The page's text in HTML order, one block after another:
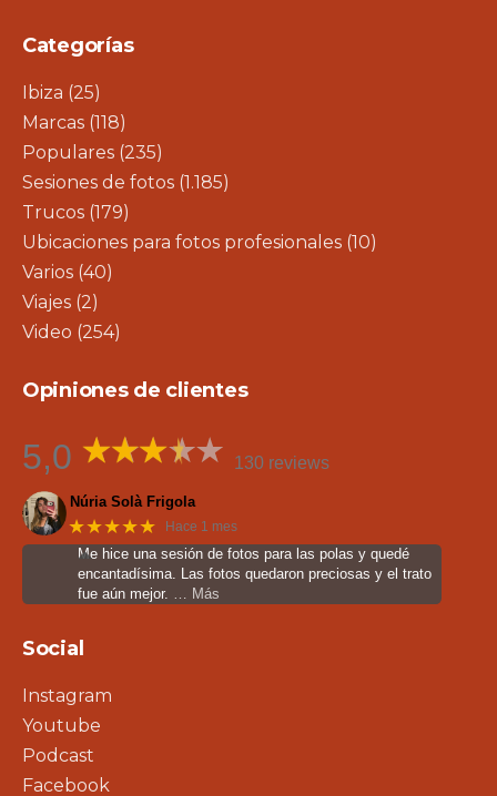
Categorías
Ibiza (25)
Marcas (118)
Populares (235)
Sesiones de fotos (1.185)
Trucos (179)
Ubicaciones para fotos profesionales (10)
Varios (40)
Viajes (2)
Video (254)
Opiniones de clientes
5,0 130 reviews
Núria Solà Frigola
★★★★★ Hace 1 mes
Me hice una sesión de fotos para las polas y quedé
encantadísima. Las fotos quedaron preciosas y el trato
fue aún mejor. … Más
Social
Instagram
Youtube
Podcast
Facebook